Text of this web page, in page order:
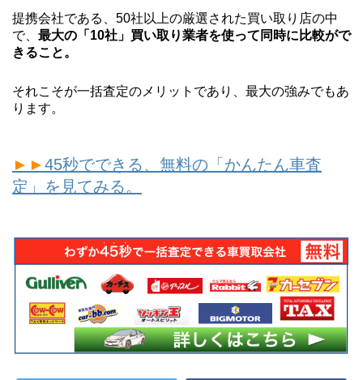
提携会社である、50社以上の厳選された買い取り店の中
で、 最大の「10社」買い取り業者を使って同時に比較がで
きること。
それこそが一括査定のメリットであり、最大の強みでもあ
ります。
►►45秒でできる、無料の「かんたん車査
定」を見てみる。